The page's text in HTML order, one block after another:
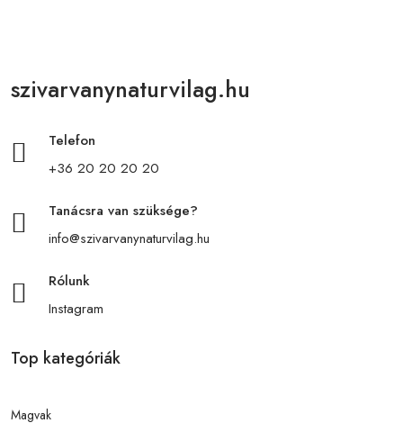
szivarvanynaturvilag.hu
Telefon
+36 20 20 20 20
Tanácsra van szüksége?
info@szivarvanynaturvilag.hu
Rólunk
Instagram
Top kategóriák
Magvak